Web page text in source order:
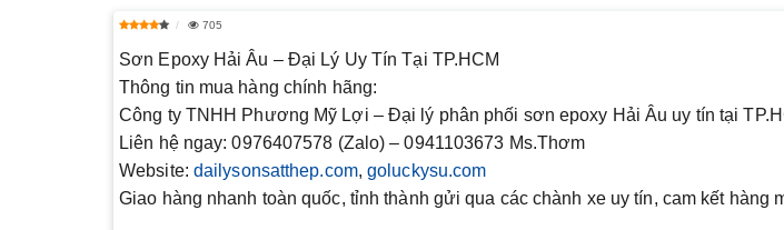
705
Sơn Epoxy Hải Âu – Đại Lý Uy Tín Tại TP.HCM
Thông tin mua hàng chính hãng:
Công ty TNHH Phương Mỹ Lợi – Đại lý phân phối sơn epoxy Hải Âu uy tín tại
Liên hệ ngay:0976407578 (Zalo) – 0941103673 Ms.Thơm
Website: dailysonsatthep.com,goluckysu.com
Giao hàng nhanh toàn quốc, tỉnh thành gửi qua các chành xe uy tín, cam kết hàng